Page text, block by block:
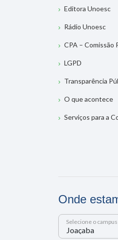
Editora Unoesc
Rádio Unoesc
CPA – Comissão
LGPD
Transparência
O que acontece
Serviços para a
Onde
Selecione o campus